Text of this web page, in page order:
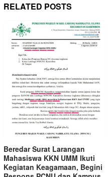
RELATED POSTS
Beredar Surat Larangan
Mahasiswa KKN UMM Ikuti
Kegiatan Keagamaan, Begini